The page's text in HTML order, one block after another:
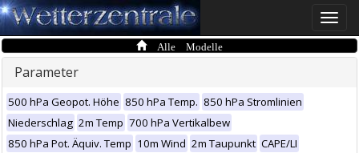
Toggle
Alle Modelle
Parameter
500 hPa Geopot. Höhe 850 hPa Temp. 850 hPa Stromlinien
Niederschlag 2m Temp 700 hPa Vertikalbew
850 hPa Pot. Äquiv. Temp 10m Wind 2m Taupunkt CAPE/LI